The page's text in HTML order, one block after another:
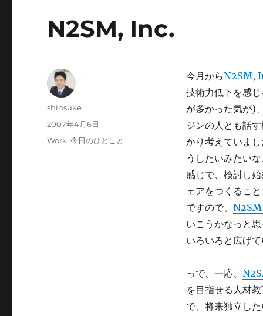
N2SM, Inc.
今月からN2SM,
技術力低下を感
が多かった気が)
ジンの人とも話
かり考えていま
うしたいみたい
感じで、検討し
ェアをつくるこ
ですので、
いこうかなっと
いろいろと広げ
っで、一応、
を目指せる人材
で、将来独立し
投
shinsuke
投
2007年4月6日
カ
Work,今日のひとこと